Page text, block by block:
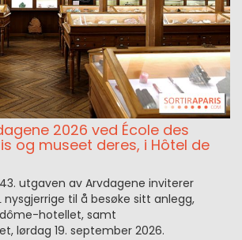
2026 ved École des
og museet deres, i Hôtel de
utgaven av Arvdagene inviterer
nysgjerrige til å besøke sitt anlegg,
hotellet, samt
lørdag 19. september 2026.